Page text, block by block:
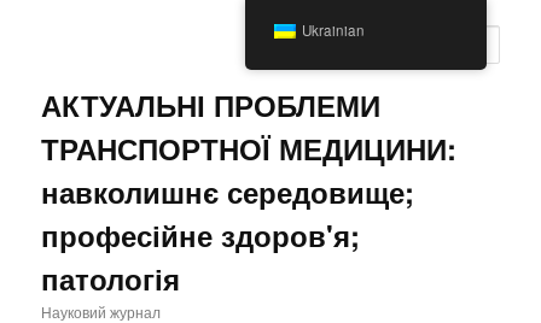
АКТУАЛЬНІ ПРОБЛЕМИ
ТРАНСПОРТНОЇ МЕДИЦИНИ:
навколишнє середовище;
професійне здоров'я;
патологія
Науковий журнал
Ukrainian